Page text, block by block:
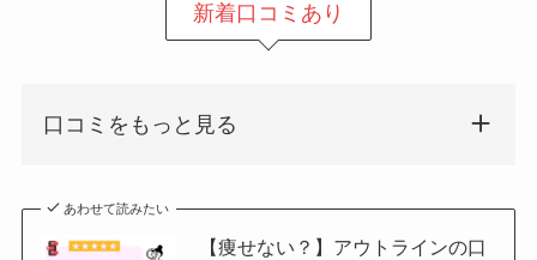
新着口コミあり
口コミをもっと見る
あわせて読みたい
【痩せない？】アウトラインの口